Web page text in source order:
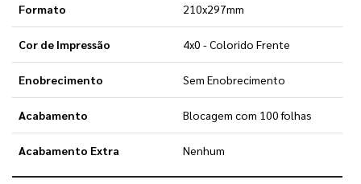
Formato 210x297mm
Cor de Impressão 4x0 - Colorido Frente
Enobrecimento Sem Enobrecimento
Acabamento Blocagem com 100 folhas
Acabamento Extra Nenhum